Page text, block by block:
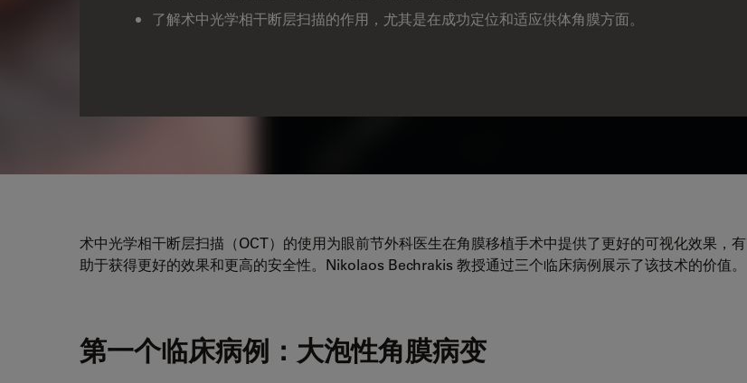
了解术中光学相干断层扫描的作用，尤其是在成功定位和适应供体角膜方面。
术中光学相干断层扫描（OCT）的使用为眼前节外科医生在角膜移植手术中提供了更好的可视化效果，有
助于获得更好的效果和更高的安全性。Nikolaos Bechrakis 教授通过三个临床病例展示了该技术的价值。
第一个临床病例：大泡性角膜病变